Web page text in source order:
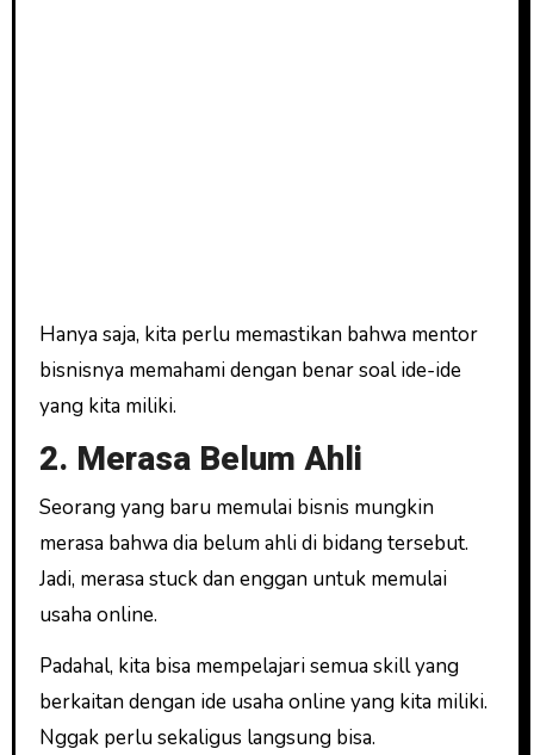
Hanya saja, kita perlu memastikan bahwa mentor
bisnisnya memahami dengan benar soal ide-ide
yang kita miliki.
2. Merasa Belum Ahli
Seorang yang baru memulai bisnis mungkin
merasa bahwa dia belum ahli di bidang tersebut.
Jadi, merasa stuck dan enggan untuk memulai
usaha online.
Padahal, kita bisa mempelajari semua skill yang
berkaitan dengan ide usaha online yang kita miliki.
Nggak perlu sekaligus langsung bisa.